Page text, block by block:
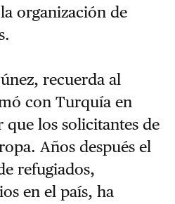
organización de
recuerda al
con Turquía en
que los solicitantes de
Años después el
refugiados,
en el país, ha